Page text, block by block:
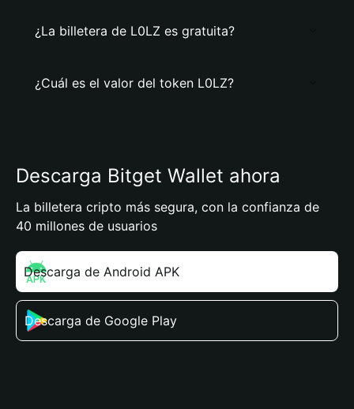
¿La billetera de L0LZ es gratuita?
¿Cuál es el valor del token L0LZ?
Descarga Bitget Wallet ahora
La billetera cripto más segura, con la confianza de
40 millones de usuarios
Descarga de Android APK
Descarga de Google Play